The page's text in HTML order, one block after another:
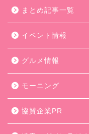
まとめ記事一覧
イベント情報
グルメ情報
モーニング
協賛企業PR